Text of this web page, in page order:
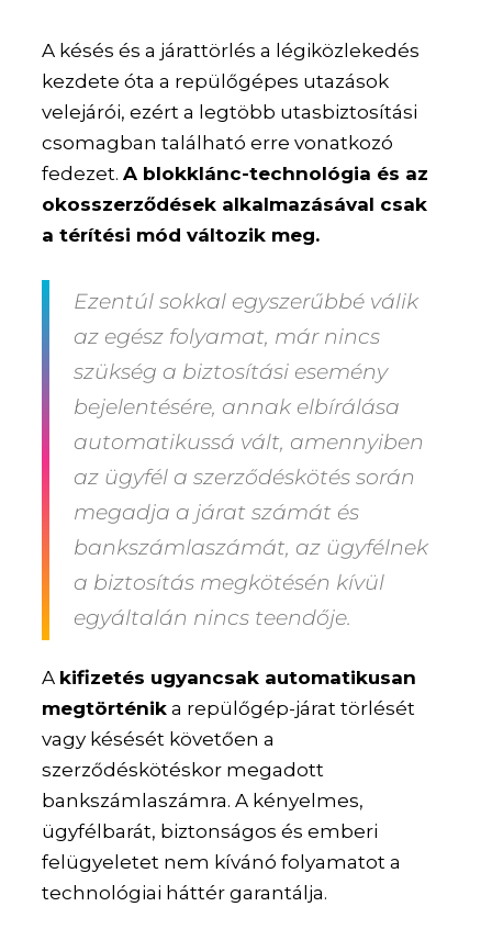
A késés és a járattörlés a légiközlekedés
kezdete óta a repülőgépes utazások
velejárói, ezért a legtöbb utasbiztosítási
csomagban található erre vonatkozó
fedezet.A blokklánc-technológia és az
okosszerződések alkalmazásával csak
a térítési mód változik meg.
Ezentúl sokkal egyszerűbbé válik
az egész folyamat, már nincs
szükség a biztosítási esemény
bejelentésére, annak elbírálása
automatikussá vált, amennyiben
az ügyfél a szerződéskötés során
megadja a járat számát és
bankszámlaszámát, az ügyfélnek
a biztosítás megkötésén kívül
egyáltalán nincs teendője.
A kifizetés ugyancsak automatikusan
megtörténik a repülőgép-járat törlését
vagy késését követően a
szerződéskötéskor megadott
bankszámlaszámra. A kényelmes,
ügyfélbarát, biztonságos és emberi
felügyeletet nem kívánó folyamatot a
technológiai háttér garantálja.